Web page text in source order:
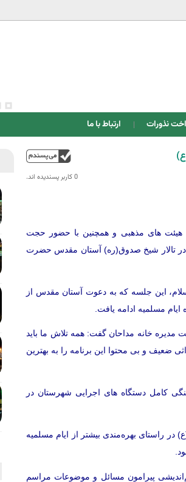
نذورات ارتباط با ما
0 کاربر پسندیده اند.‎
هيئت ‌های مذهبی و همچنین با حضور حجت
در تالار شيخ صدوق(ره) آستان مقدس حضرت
اين جلسه که به دعوت آستان مقدس از
مسلمیه ادامه یافت.
خانه مداحان گفت: همه تلاش ما باید
ضعیف و بی محتوا این برنامه را به بهترین
کامل دستگاه های اجرایی شهرستان در
راستای بهره‌مندی بیشتر از ایام مسلمیه
پیرامون مسائل و موضوعات مراسم